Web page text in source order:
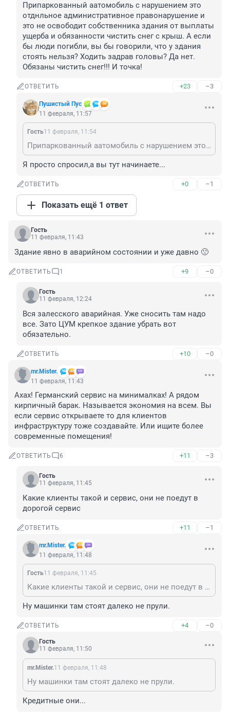
Припаркованный аатомобиль с нарушением это
отднльное административное правонарушение и
это не освободит собственника здания от выплаты
ущерба и обязанности чистить снег с крыш. А если
бы люди погибли, вы бы говорили, что у здания
стоять нельзя? Ходить задрав головы? Да нет.
Обязаны чистить снег!!! И точка!
ОТВЕТИТЬ +23 –3
Пушистый Пус
11 февраля, 11:57
Гость11 февраля, 11:54
Припаркованный аатомобиль с нарушением это отднльное административное правонарушение и это не освободит собственника здания от выплаты ущерба и обязанности чистить снег с крыш. А если бы люди погибли, вы бы говорили, что у здания стоять нельзя? Ходить задрав головы? Да нет. Обязаны чистить снег!!! И точка!
Я просто спросил,а вы тут начинаете...
ОТВЕТИТЬ +0 –1
Показать ещё 1 ответ
Гость
11 февраля, 11:43
Здание явно в аварийном состоянии и уже давно 🙁
ОТВЕТИТЬ 1 +9 –0
Гость
11 февраля, 12:24
Вся залесского аварийная. Уже сносить там надо
все. Зато ЦУМ крепкое здание убрать вот
обязательно.
ОТВЕТИТЬ +10 –0
mr.Mister.
11 февраля, 11:43
Ахах! Германский сервис на минималках! А рядом
кирпичный барак. Называется экономия на всем. Вы
если сервис открываете то для клиентов
инфраструктуру тоже создавайте. Или ищите более
современные помещения!
ОТВЕТИТЬ 6 +11 –3
Гость
11 февраля, 11:45
Какие клиенты такой и сервис, они не поедут в
дорогой сервис
ОТВЕТИТЬ +11 –1
mr.Mister.
11 февраля, 11:48
Гость11 февраля, 11:45
Какие клиенты такой и сервис, они не поедут в дорогой сервис
Ну машинки там стоят далеко не прули.
ОТВЕТИТЬ +4 –0
Гость
11 февраля, 11:50
mr.Mister.11 февраля, 11:48
Ну машинки там стоят далеко не прули.
Кредитные они...